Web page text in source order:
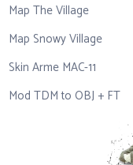
Map The Village
Map Snowy Village
Skin Arme MAC-11
Mod TDM to OBJ + FT